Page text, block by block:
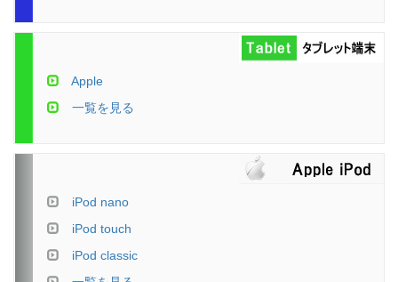
Apple
一覧を見る
iPod nano
iPod touch
iPod classic